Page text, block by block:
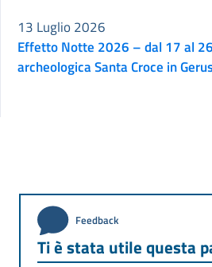
Effetto Notte 2026 – dal 17 al
archeologica Santa Croce in
13 Luglio 2026
Feedback
Ti è stata utile questa